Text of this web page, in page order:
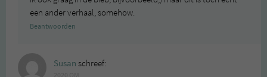
een ander verhaal, somehow.
Beantwoorden
Susan schreef: